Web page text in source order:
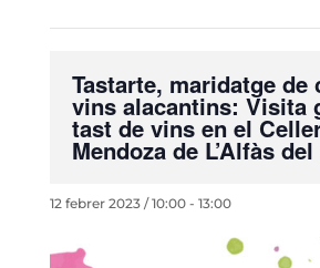
Tastarte, maridatge de
vins alacantins: Visita
tast de vins en el
Mendoza de L’Alfàs
12 febrer 2023 / 10:00- 13:00